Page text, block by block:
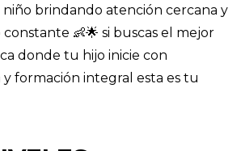
brindando atención cercana y
👶🌟 si buscas el mejor
donde tu hijo inicie con
formación integral esta es tu